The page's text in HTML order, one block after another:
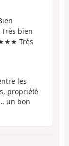
bien
Très
les
propriété
un bon